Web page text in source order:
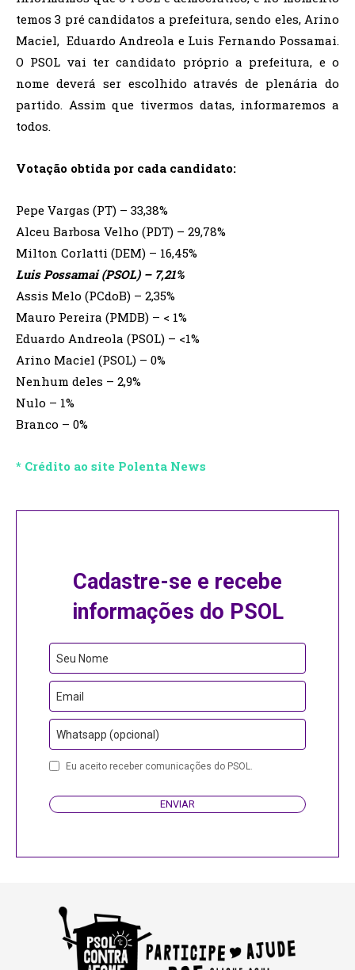
temos 3 pré candidatos a prefeitura, sendo eles, Arino
Maciel, Eduardo Andreola e Luis Fernando Possamai.
O PSOL vai ter candidato próprio a prefeitura, e o
nome deverá ser escolhido através de plenária do
partido. Assim que tivermos datas, informaremos a
todos.
Votação obtida por cada candidato:
Pepe Vargas (PT) – 33,38%
Alceu Barbosa Velho (PDT) – 29,78%
Milton Corlatti (DEM) – 16,45%
Luis Possamai (PSOL) – 7,21%
Assis Melo (PCdoB) – 2,35%
Mauro Pereira (PMDB) – < 1%
Eduardo Andreola (PSOL) – <1%
Arino Maciel (PSOL) – 0%
Nenhum deles – 2,9%
Nulo – 1%
Branco – 0%
* Crédito ao site Polenta News
Cadastre-se e recebe
informações do PSOL
Seu Nome
Email
Whatsapp (opcional)
YourEu aceito receber comunicações do PSOL.
ENVIAR